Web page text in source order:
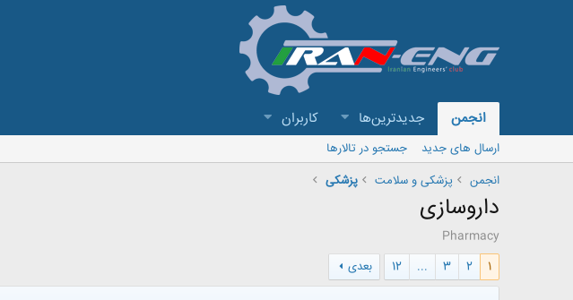
انجمن جدیدترین‌ها کاربران
ارسال های جدید
جستجو در تالارها
انجمن
پزشکی و سلامت پزشکی
داروسازی
Pharmacy
1
2
3
...
12
بعدی